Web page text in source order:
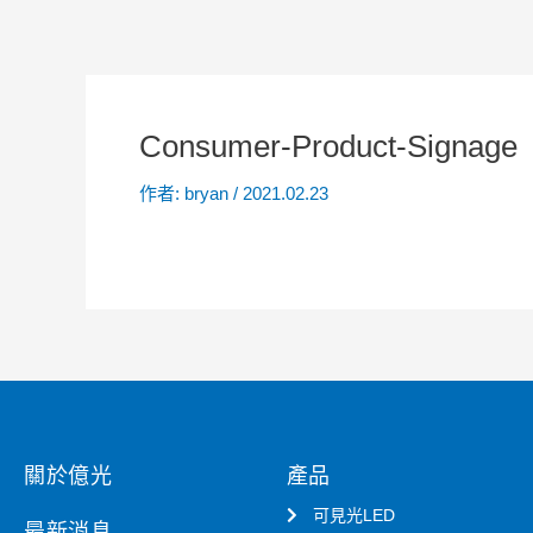
Consumer-Product-Signage
作者: bryan / 2021.02.23
關於億光 產品
可見光LED